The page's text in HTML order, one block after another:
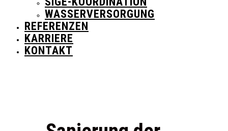
WASSERVERSORGUNG
REFERENZEN
KARRIERE
KONTAKT